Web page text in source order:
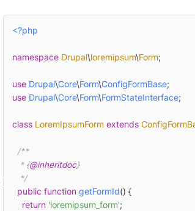
<?php
namespace Drupal\loremipsum\Form;
use Drupal\Core\Form\ConfigFormBase
use Drupal\Core\Form\FormStateInterface;
class LoremIpsumForm extends
/**
   * {
@inheritdoc}
   */
public function getFormId() {
return 'loremipsum_form';